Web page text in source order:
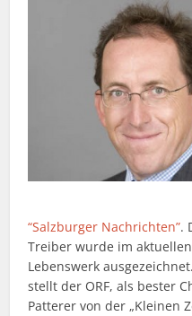
“Salzburger Nachrichten”.
Treiber wurde im
Lebenswerk
stellt der ORF, als bester
Patterer von der „Kleinen